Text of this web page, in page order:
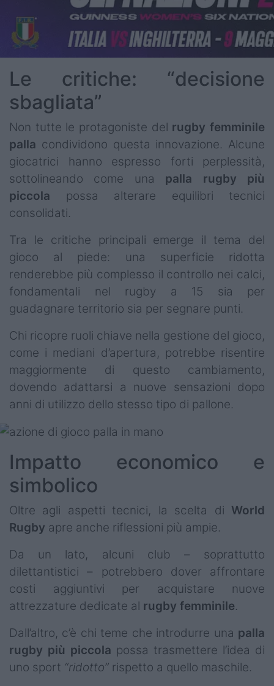
Le critiche: “decisione
sbagliata”
Non tutte le protagoniste del rugby femminile
palla condividono questa innovazione. Alcune
giocatrici hanno espresso forti perplessità,
sottolineando come una palla rugby più
piccola possa alterare equilibri tecnici
consolidati.
Tra le critiche principali emerge il tema del
gioco al piede: una superficie ridotta
renderebbe più complesso il controllo nei calci,
fondamentali nel rugby a 15 sia per
guadagnare territorio sia per segnare punti.
Chi ricopre ruoli chiave nella gestione del gioco,
come i mediani d’apertura, potrebbe risentire
maggiormente di questo cambiamento,
dovendo adattarsi a nuove sensazioni dopo
anni di utilizzo dello stesso tipo di pallone.
Impatto economico e
simbolico
Oltre agli aspetti tecnici, la scelta di World
Rugby apre anche riflessioni più ampie.
Da un lato, alcuni club – soprattutto
dilettantistici – potrebbero dover affrontare
costi aggiuntivi per acquistare nuove
attrezzature dedicate al rugby femminile.
Dall’altro, c’è chi teme che introdurre una palla
rugby più piccola possa trasmettere l’idea di
uno sport “ridotto” rispetto a quello maschile.